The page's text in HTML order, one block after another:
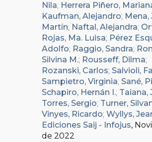
Nila; Herrera Piñero,
Kaufman, Alejandro; Mena,
Martín; Naftal, Alejandra;
Rojas, Ma. Luisa; Pérez
Adolfo; Raggio, Sandra;
Silvina M.; Rousseff, Dilma;
Rozanski, Carlos; Salvioli,
Sampietro, Virginia; Sané,
Schapiro, Hernán I.; Taiana,
Torres, Sergio; Turner,
Vinyes, Ricardo; Wyllys,
Ediciones Saij - Infojus,
de 2022